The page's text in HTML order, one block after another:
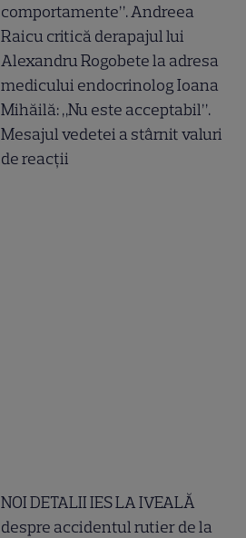
comportamente”. Andreea
Raicu critică derapajul lui
Alexandru Rogobete la adresa
medicului endocrinolog Ioana
Mihăilă: „Nu este acceptabil”.
Mesajul vedetei a stârnit valuri
de reacții
NOI DETALII IES LA IVEALĂ
despre accidentul rutier de la